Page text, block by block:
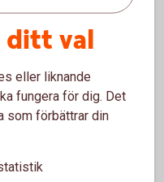
webbläsare vi
du kan behöva göra.
ditt val
eller liknande
fungera för dig. Det
som förbättrar din